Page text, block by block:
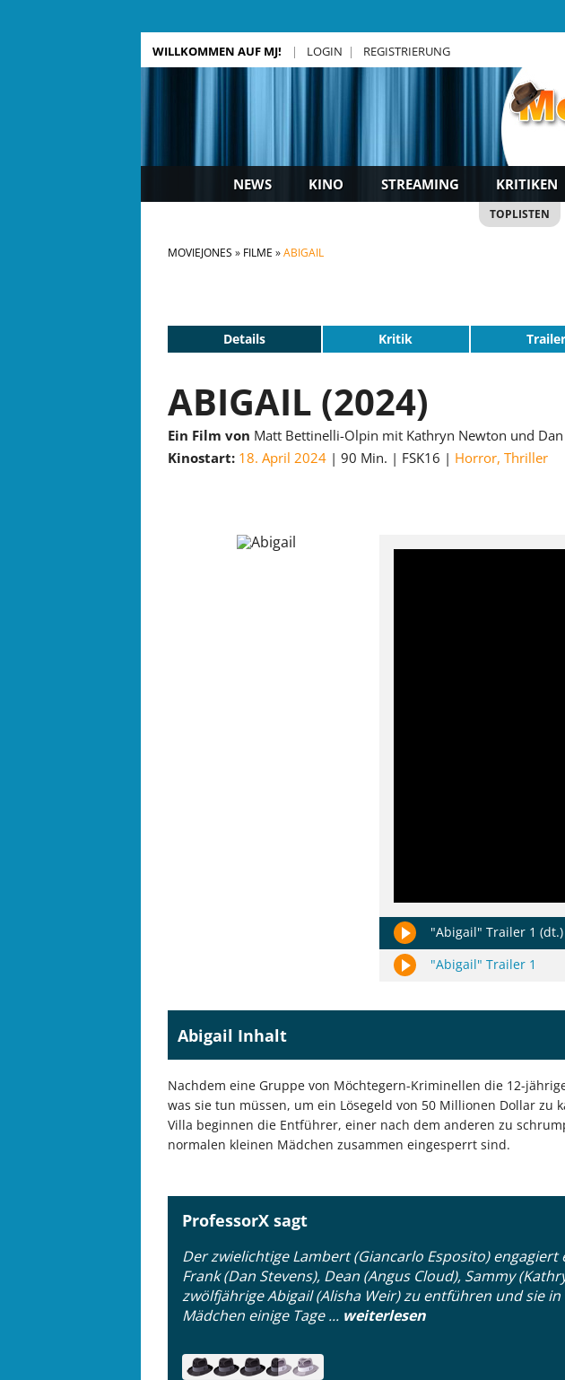
WILLKOMMEN AUF MJ! LOGIN REGISTRIERUNG
NEWS KINO STREAMING KRITIKEN
TOPLISTEN
MOVIEJONES FILME ABIGAIL
Details Kritik Trailer
ABIGAIL (2024)
Ein Film von Matt Bettinelli-Olpin mit Kathryn Newton und Dan
Kinostart: 18. April 2024 90 Min. FSK16 Horror, Thriller
"Abigail" Trailer 1 (dt.)
"Abigail" Trailer 1
Abigail Inhalt
Nachdem eine Gruppe von Möchtegern-Kriminellen die 12-
was sie tun müssen, um ein Lösegeld von 50 Millionen Dollar
Villa beginnen die Entführer, einer nach dem anderen zu
normalen kleinen Mädchen zusammen eingesperrt sind.
ProfessorX sagt
Der zwielichtige Lambert (Giancarlo Esposito)
Frank (Dan Stevens), Dean (Angus Cloud), Sammy
zwölfjährige Abigail (Alisha Weir) zu entführen und sie
Mädchen einige Tage ... weiterlesen